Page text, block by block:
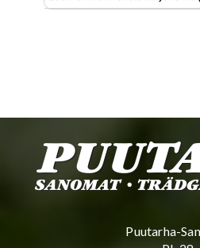
Puutarha-